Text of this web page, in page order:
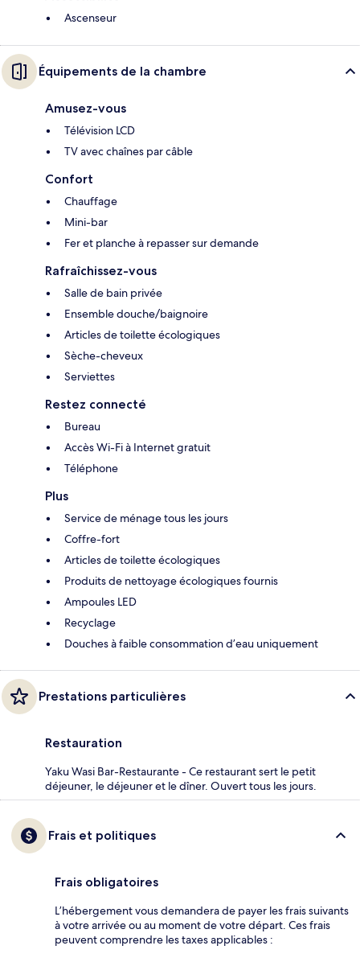
Ascenseur
Équipements de la chambre
Amusez-vous
Télévision LCD
TV avec chaînes par câble
Confort
Chauffage
Mini-bar
Fer et planche à repasser sur demande
Rafraîchissez-vous
Salle de bain privée
Ensemble douche/baignoire
Articles de toilette écologiques
Sèche-cheveux
Serviettes
Restez connecté
Bureau
Accès Wi-Fi à Internet gratuit
Téléphone
Plus
Service de ménage tous les jours
Coffre-fort
Articles de toilette écologiques
Produits de nettoyage écologiques fournis
Ampoules LED
Recyclage
Douches à faible consommation d’eau uniquement
Prestations particulières
Restauration
Yaku Wasi Bar-Restaurante - Ce restaurant sert le petit
déjeuner, le déjeuner et le dîner. Ouvert tous les jours.
Frais et politiques
Frais obligatoires
L’hébergement vous demandera de payer les frais suivants
à votre arrivée ou au moment de votre départ. Ces frais
peuvent comprendre les taxes applicables :